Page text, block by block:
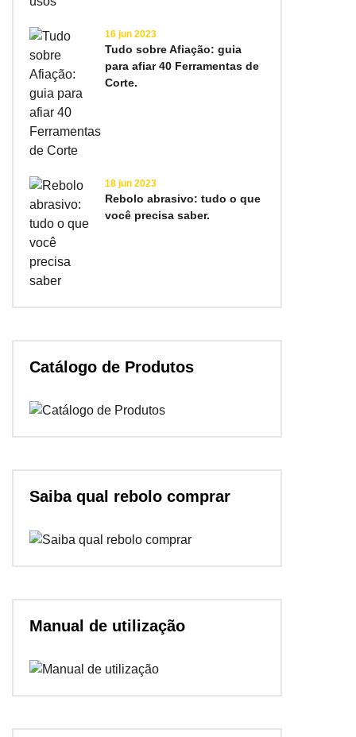
16 jun 2023
Tudo sobre Afiação: guia
para afiar 40 Ferramentas de
Corte.
18 jun 2023
Rebolo abrasivo: tudo o que
você precisa saber.
Catálogo de Produtos
Saiba qual rebolo comprar
Manual de utilização